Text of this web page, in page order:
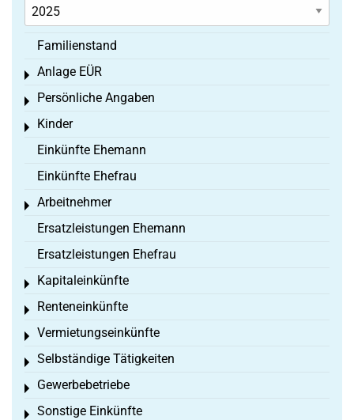
Familienstand
Anlage EÜR
Toggle menu
Persönliche Angaben
Toggle menu
Kinder
Toggle menu
Einkünfte Ehemann
Einkünfte Ehefrau
Arbeitnehmer
Toggle menu
Ersatzleistungen Ehemann
Ersatzleistungen Ehefrau
Kapitaleinkünfte
Toggle menu
Renteneinkünfte
Toggle menu
Vermietungseinkünfte
Toggle menu
Selbständige Tätigkeiten
Toggle menu
Gewerbebetriebe
Toggle menu
Sonstige Einkünfte
Toggle menu